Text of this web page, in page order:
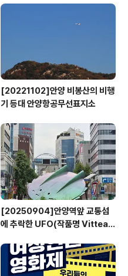
[20221102]안양 비봉산의 비행
기 등대 안양항공무선표지소
[20250904]안양역앞 교통섬
에 추락한 UFO(작품명 Vitteau